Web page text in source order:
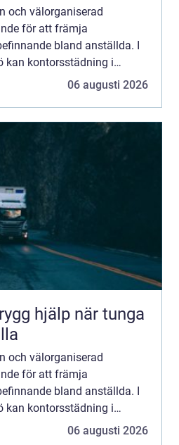
och välorganiserad
för att främja
bland anställda. I
kan kontorsstädning i
06 augusti 2026
och välorganiserad
för att främja
bland anställda. I
kan kontorsstädning i
06 augusti 2026